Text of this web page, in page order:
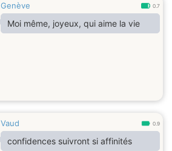
Sollte dies der Fall werden, darf sie
sich in allen dazu gehörigen
Aspekten auf mich verlassen 👌 👍,
Genève 0.7
Moi même, joyeux, qui aime la vie
Vaud 0.9
confidences suivront si affinités